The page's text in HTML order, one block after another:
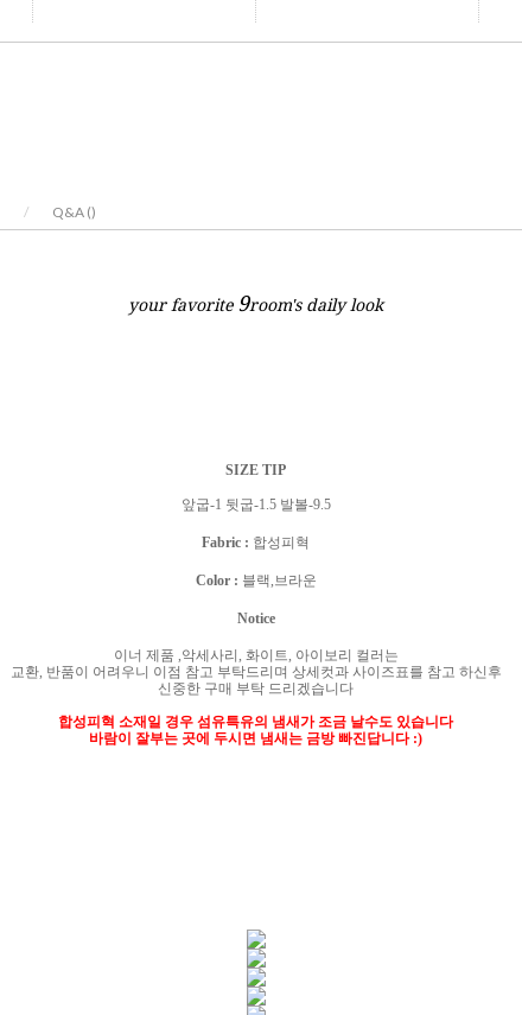
/ Q&A ()
your favorite 9room's daily look
SIZE TIP
앞굽-1 뒷굽-1.5 발볼-9.5
Fabric : 합성피혁
Color : 블랙,브라운
Notice
이너 제품 ,악세사리 , 화이트, 아이보리 컬러는
교환, 반품이 어려우니 이점 참고 부탁드리며 상세컷과 사이즈표를 참고 하신후
신중한 구매 부탁 드리겠습니다
합성피혁 소재일 경우 섬유특유의 냄새가 조금 날수도 있습니다
바람이 잘부는 곳에 두시면 냄새는 금방 빠진답니다 :)